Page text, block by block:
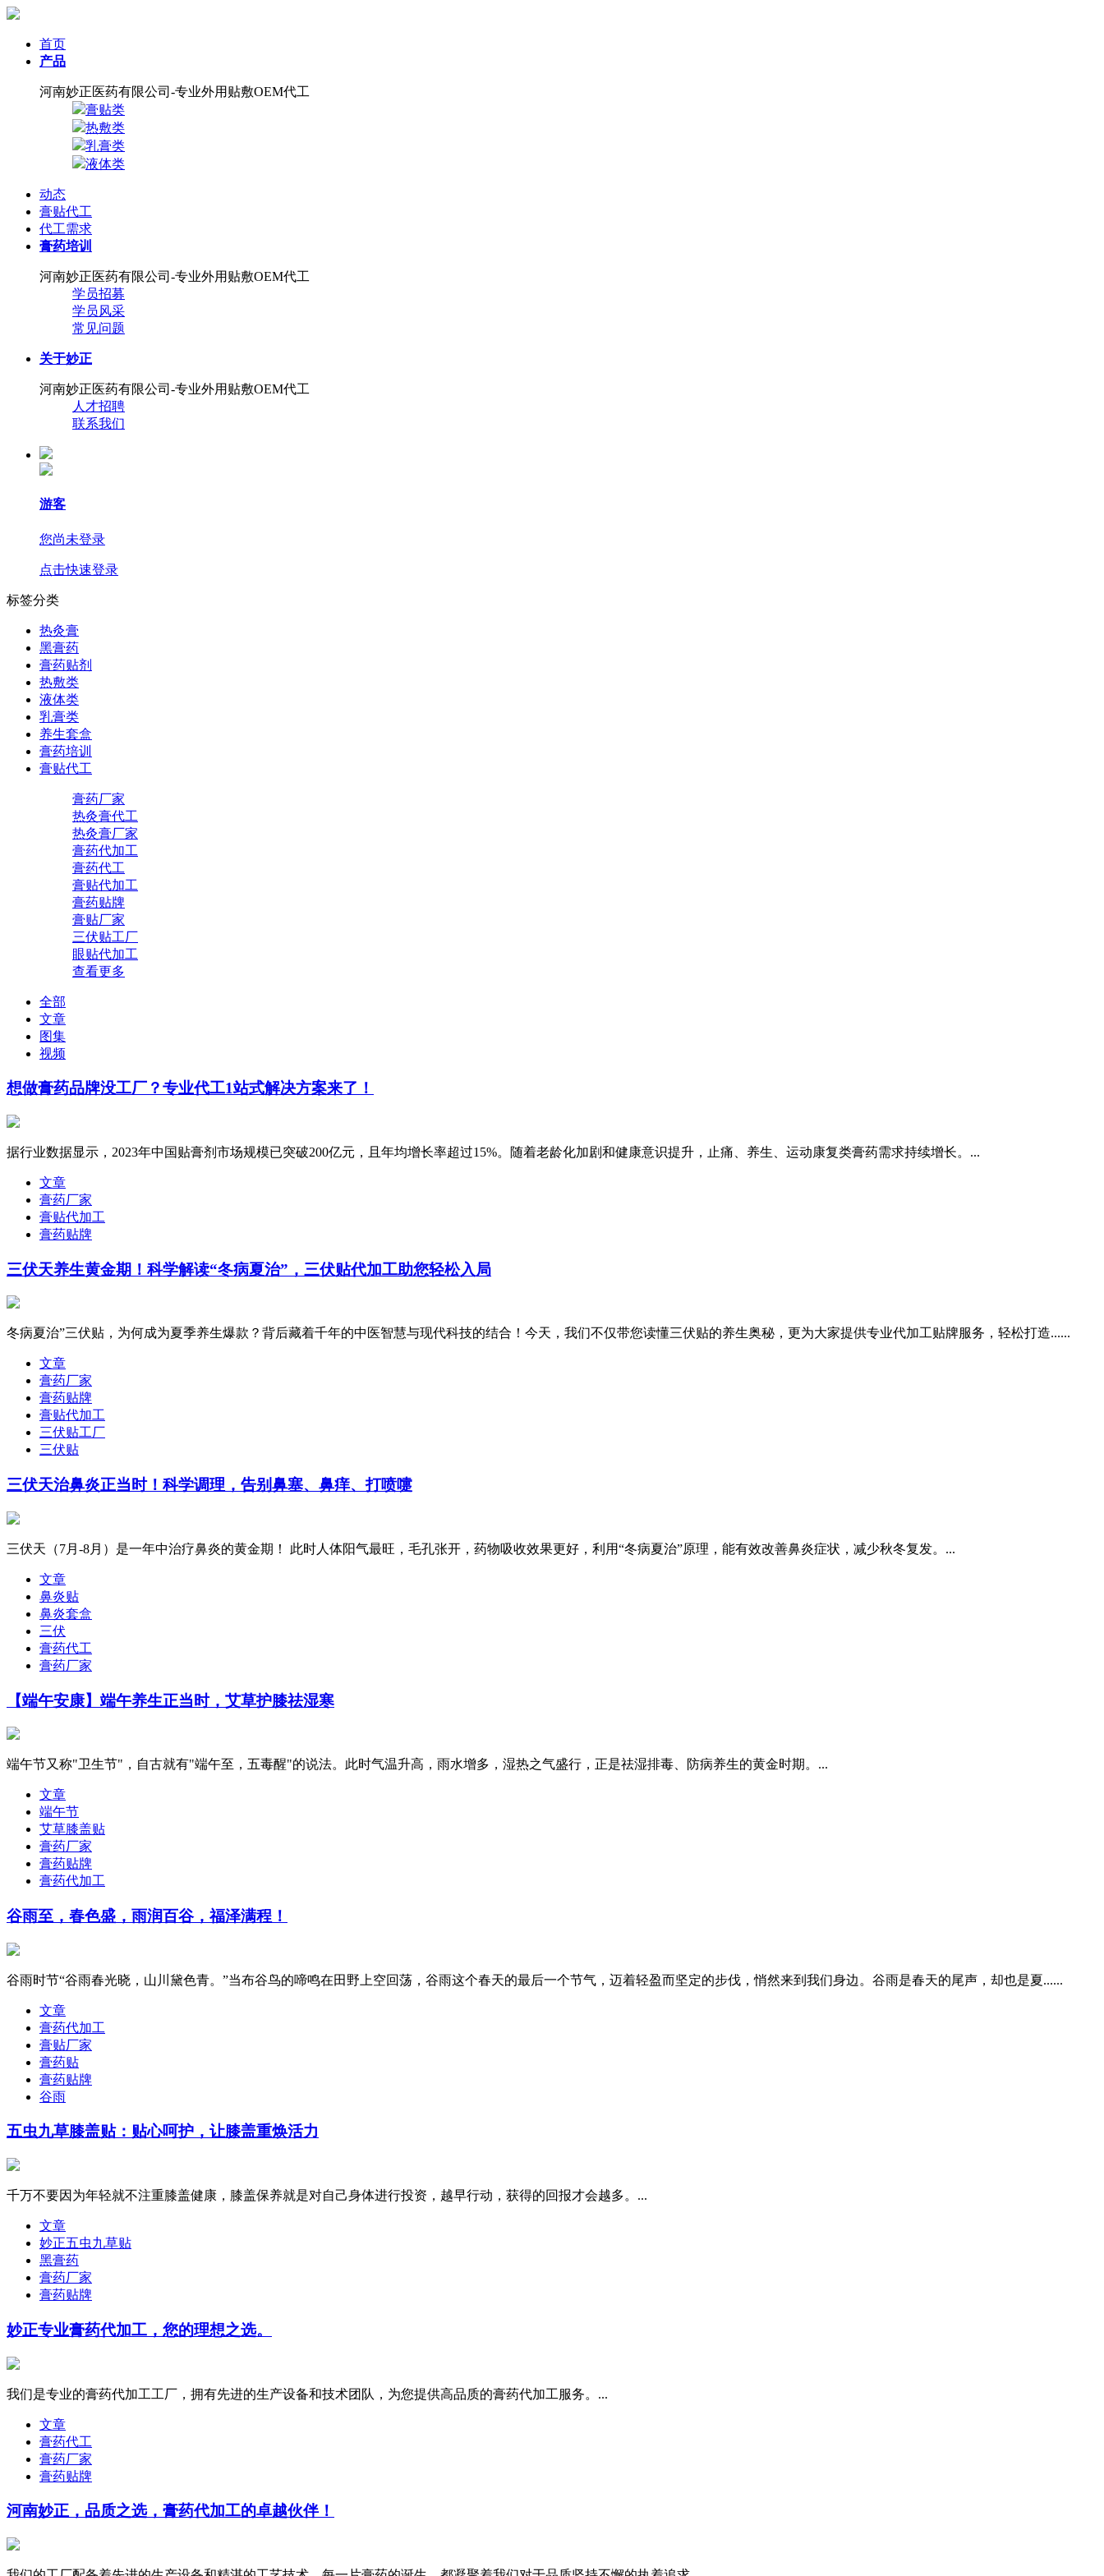
首页
产品
河南妙正医药有限公司-专业外用贴敷OEM代工
膏贴类
热敷类
乳膏类
液体类
动态
膏贴代工
代工需求
膏药培训
河南妙正医药有限公司-专业外用贴敷OEM代工
学员招募
学员风采
常见问题
关于妙正
河南妙正医药有限公司-专业外用贴敷OEM代工
人才招聘
联系我们
游客
您尚未登录
点击快速登录
标签分类
热灸膏
黑膏药
膏药贴剂
热敷类
液体类
乳膏类
养生套盒
膏药培训
膏贴代工
膏药厂家
热灸膏代工
热灸膏厂家
膏药代加工
膏药代工
膏贴代加工
膏药贴牌
膏贴厂家
三伏贴工厂
眼贴代加工
查看更多
全部
文章
图集
视频
想做膏药品牌没工厂？专业代工1站式解决方案来了！
据行业数据显示，2023年中国贴膏剂市场规模已突破200亿元，且年均增长率超过15%。随着老龄化加剧和健康意识提升，止痛、养生、运动康复类膏药需求持续增长。...
文章
膏药厂家
膏贴代加工
膏药贴牌
三伏天养生黄金期！科学解读“冬病夏治”，三伏贴代加工助您轻松入局
冬病夏治”三伏贴，为何成为夏季养生爆款？背后藏着千年的中医智慧与现代科技的结合！今天，我们不仅带您读懂三伏贴的养生奥秘，更为大家提供专业代加工贴牌服务，轻松打造......
文章
膏药厂家
膏药贴牌
膏贴代加工
三伏贴工厂
三伏贴
三伏天治鼻炎正当时！科学调理，告别鼻塞、鼻痒、打喷嚏
三伏天（7月-8月）是一年中治疗鼻炎的黄金期！ 此时人体阳气最旺，毛孔张开，药物吸收效果更好，利用“冬病夏治”原理，能有效改善鼻炎症状，减少秋冬复发。...
文章
鼻炎贴
鼻炎套盒
三伏
膏药代工
膏药厂家
【端午安康】端午养生正当时，艾草护膝祛湿寒
端午节又称"卫生节"，自古就有"端午至，五毒醒"的说法。此时气温升高，雨水增多，湿热之气盛行，正是祛湿排毒、防病养生的黄金时期。...
文章
端午节
艾草膝盖贴
膏药厂家
膏药贴牌
膏药代加工
谷雨至，春色盛，雨润百谷，福泽满程！
谷雨时节“谷雨春光晓，山川黛色青。”当布谷鸟的啼鸣在田野上空回荡，谷雨这个春天的最后一个节气，迈着轻盈而坚定的步伐，悄然来到我们身边。谷雨是春天的尾声，却也是夏......
文章
膏药代加工
膏贴厂家
膏药贴
膏药贴牌
谷雨
五虫九草膝盖贴：贴心呵护，让膝盖重焕活力
千万不要因为年轻就不注重膝盖健康，膝盖保养就是对自己身体进行投资，越早行动，获得的回报才会越多。...
文章
妙正五虫九草贴
黑膏药
膏药厂家
膏药贴牌
妙正专业膏药代加工，您的理想之选。
我们是专业的膏药代加工工厂，拥有先进的生产设备和技术团队，为您提供高品质的膏药代加工服务。...
文章
膏药代工
膏药厂家
膏药贴牌
河南妙正，品质之选，膏药代加工的卓越伙伴！